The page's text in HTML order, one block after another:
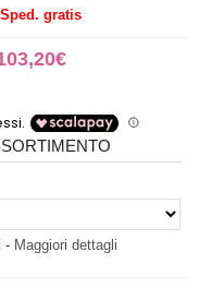
Sped. gratis
- Maggiori dettagli